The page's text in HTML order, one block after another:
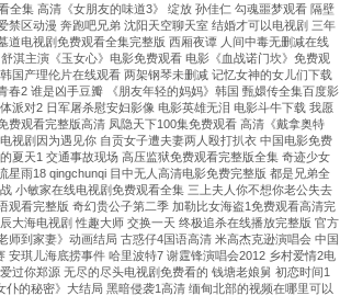
全集 高清《女朋友的味道3》 绽放 孙佳仁 勾魂噩梦观看 隔壁
禁区动漫 奔跑吧兄弟 沈阳天空聊天室 结婚才可以电视剧 三年
道电视剧免费观看全集完整版 西厢夜谭 人间中毒无删减在线
淇主演《玉女心》电影免费观看 电影《血战诺门坎》免费观
国产理伦片在线观看 两架钢琴未删减 记忆女神的女儿们下载
春2 谁是凶手豆瓣 《朋友年轻的妈妈》韩国 甄嬛传全集百度影
派对2 日军屠杀慰安妇影像 电影英雄无泪 电影斗牛下载 我愿
费观看完整版高清 凤隐天下100集免费观看 高清《戴拿奥特
视剧因为遇见你 自贡女子遭夫妻两人殴打扒衣 中国电影免费
夏天1 交通事故现场 高压监狱免费观看完整版全集 奇迹少女
星雨18 qingchunqi 目中无人高清电影免费完整版 都是兄弟全
小敏家在线电视剧免费观看全集 三上夫人你不想你老公失去
观看完整版 奇幻贵公子第二季 加勒比女海盗1免费观看高清完
大海电视剧 性趣大师 交换一天 终极追杀在线播放完整版 官方
师到家妻》动画结局 古惑仔4国语高清 米高杰克逊演唱会 中国
安琪儿海底捞事件 哈里波特7 谢霆锋演唱会2012 乡村爱情2电
过你郑源 无尽的尽头电视剧免费看的 钱塘老娘舅 初恋时间1
仆的秘密》大结局 黑暗侵袭1高清 缅甸北部的视频在哪里可以